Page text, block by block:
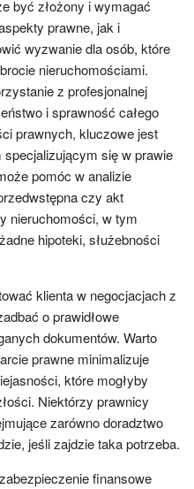
być złożony i wymagać
prawne, jak i
wyzwanie dla osób, które
nieruchomościami.
z profesjonalnej
i sprawność całego
prawnych, kluczowe jest
się w prawie
pomóc w analizie
czy akt
nieruchomości, w tym
hipoteki, służebności
klienta w negocjacjach z
o prawidłowe
dokumentów. Warto
prawne minimalizuje
które mogłyby
Niektórzy prawnicy
zarówno doradztwo
jeśli zajdzie taka potrzeba.
finansowe